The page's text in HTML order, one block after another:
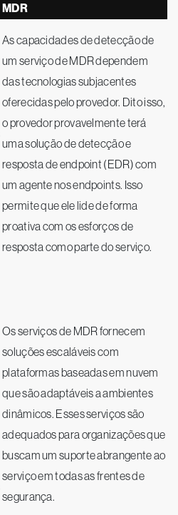
MDR
As capacidades de detecção de
um serviço de MDR dependem
das tecnologias subjacentes
oferecidas pelo provedor. Dito isso,
o provedor provavelmente terá
uma solução de detecção e
resposta de endpoint (EDR) com
um agente nos endpoints. Isso
permite que ele lide de forma
proativa com os esforços de
resposta como parte do serviço.
Os serviços de MDR fornecem
soluções escaláveis com
plataformas baseadas em nuvem
que são adaptáveis a ambientes
dinâmicos. Esses serviços são
adequados para organizações que
buscam um suporte abrangente ao
serviço em todas as frentes de
segurança.